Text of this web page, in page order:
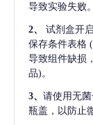
导致实验失败。
2、
试剂盒开
保存条件表格
导致组件缺损
品)。
3、 请使用无
瓶盖，以防止